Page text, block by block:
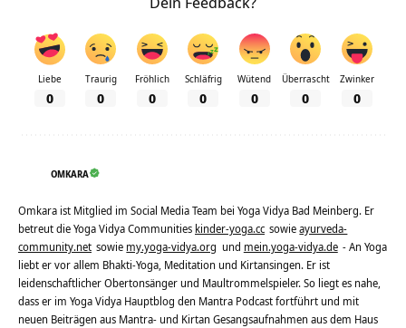
Liebe
0
Traurig
0
Fröhlich
0
Schläfrig
0
Wütend
0
Überrascht
0
Zwinker
0
OMKARA
Omkara ist Mitglied im Social Media Team bei Yoga Vidya Bad Meinberg. Er
betreut die Yoga Vidya Communities kinder-yoga.cc sowieayurveda-
community.net sowie my.yoga-vidya.org und mein.yoga-vidya.de - An Yoga
liebt er vor allem Bhakti-Yoga, Meditation und Kirtansingen. Er ist
leidenschaftlicher Obertonsänger und Maultrommelspieler. So liegt es nahe,
dass er im Yoga Vidya Hauptblog den Mantra Podcast fortführt und mit
neuen Beiträgen aus Mantra- und Kirtan Gesangsaufnahmen aus dem Haus